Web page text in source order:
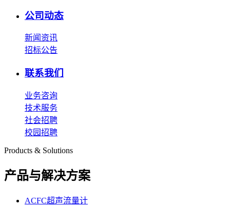
公司动态
新闻资讯
招标公告
联系我们
业务咨询
技术服务
社会招聘
校园招聘
Products & Solutions
产品与解决方案
ACFC超声流量计